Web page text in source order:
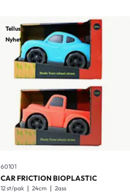
Tellus
Nyhet
60101
CAR FRICTION BIOPLASTIC
12 st/pak 24cm 2ass